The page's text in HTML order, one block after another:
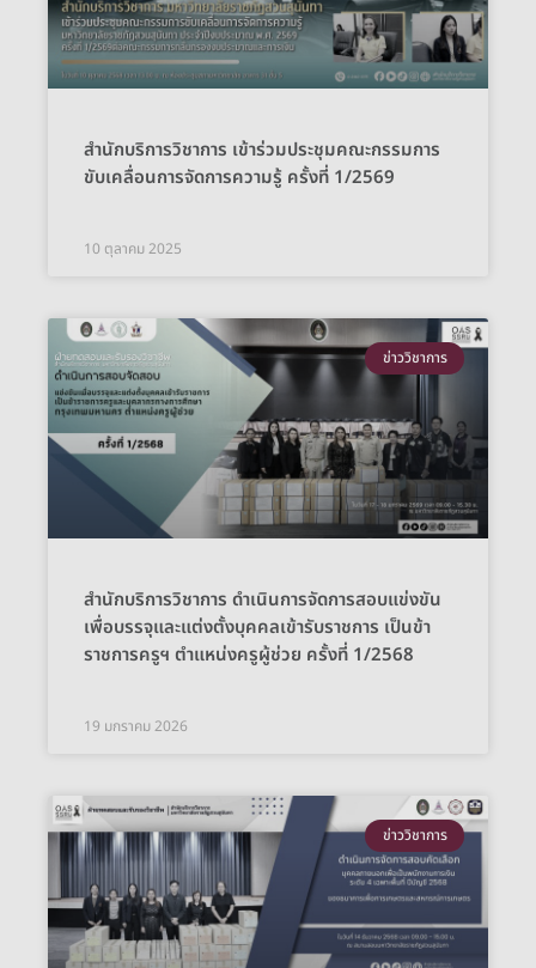
สำนักบริการวิชาการ เข้าร่วมประชุมคณะกรรมการ
ขับเคลื่อนการจัดการความรู้ ครั้งที่ 1/2569
10 ตุลาคม 2025
ข่าววิชาการ
สำนักบริการวิชาการ ดำเนินการจัดการสอบแข่งขัน
เพื่อบรรจุและแต่งตั้งบุคคลเข้ารับราชการ เป็นข้า
ราชการครูฯ ตำแหน่งครูผู้ช่วย ครั้งที่ 1/2568
19 มกราคม 2026
ข่าววิชาการ